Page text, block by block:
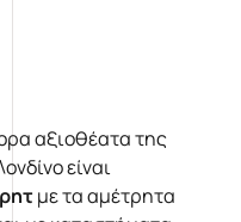
αξιοθέατα της
είναι
με τα αμέτρητα